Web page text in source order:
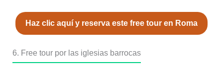
Haz clic aquí y reserva este free tour en Roma
6. Free tour por las iglesias barrocas